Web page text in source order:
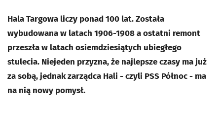
Hala Targowa liczy ponad 100 lat. Została
wybudowana w latach 1906-1908 a ostatni remont
przeszła w latach osiemdziesiątych ubiegłego
stulecia. Niejeden przyzna, że najlepsze czasy ma już
za sobą, jednak zarządca Hali - czyli PSS Północ - ma
na nią nowy pomysł.